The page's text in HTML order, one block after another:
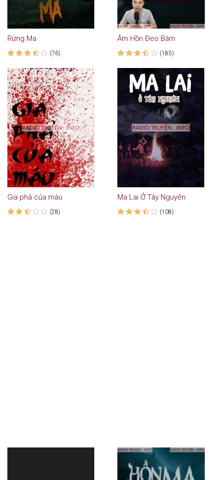
Rừng Ma
(76)
Âm Hồn Đeo Bám
(185)
Gia phả của máu
(28)
Ma Lai Ở Tây Nguyên
(108)